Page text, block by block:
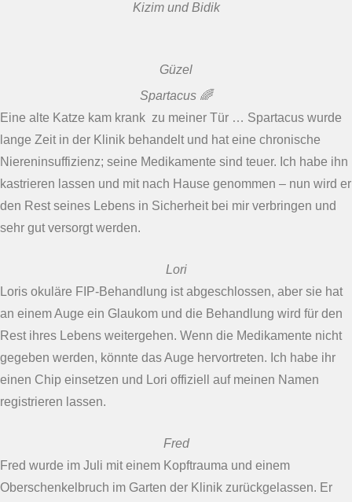
Kizim und Bidik
Güzel
Spartacus 🌈
Eine alte Katze kam krank zu meiner Tür … Spartacus wurde
lange Zeit in der Klinik behandelt und hat eine chronische
Niereninsuffizienz; seine Medikamente sind teuer. Ich habe ihn
kastrieren lassen und mit nach Hause genommen – nun wird er
den Rest seines Lebens in Sicherheit bei mir verbringen und
sehr gut versorgt werden.
Lori
Loris okuläre FIP-Behandlung ist abgeschlossen, aber sie hat
an einem Auge ein Glaukom und die Behandlung wird für den
Rest ihres Lebens weitergehen. Wenn die Medikamente nicht
gegeben werden, könnte das Auge hervortreten. Ich habe ihr
einen Chip einsetzen und Lori offiziell auf meinen Namen
registrieren lassen.
Fred
Fred wurde im Juli mit einem Kopftrauma und einem
Oberschenkelbruch im Garten der Klinik zurückgelassen. Er